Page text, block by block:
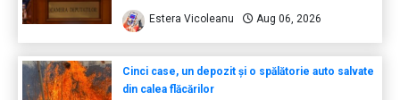
Estera Vicoleanu Aug 06, 2026
Cinci case, un depozit și o spălătorie auto salvate
din calea flăcărilor